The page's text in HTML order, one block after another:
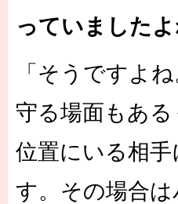
っていましたよ
「そうですよ
守る場面もあ
位置にいる相
す。その場合